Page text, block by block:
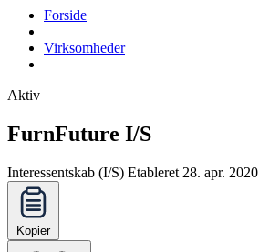
Forside
Virksomheder
Aktiv
FurnFuture I/S
Interessentskab (I/S) Etableret 28. apr. 2020
Kopier